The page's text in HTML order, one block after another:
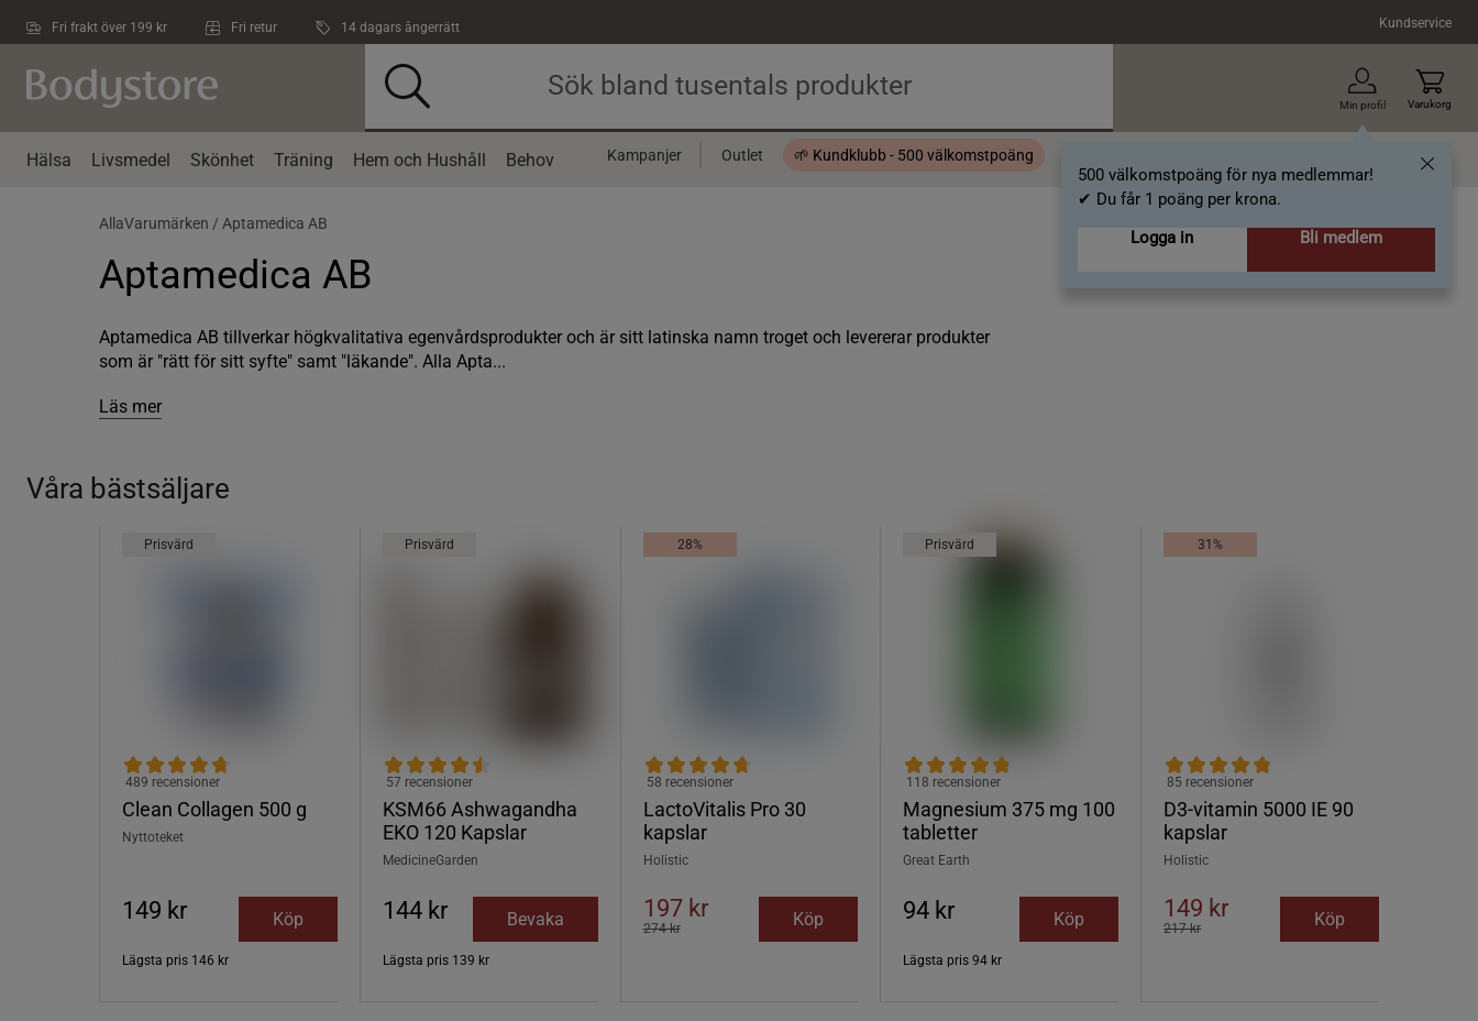
Fri frakt över 199 kr Fri retur 14 dagars ångerrätt Kundservice
Min profil
500 välkomstpoäng för nya medlemmar!
✔ Du får 1 poäng per krona.
Logga in
Bli medlem
Varukorg
Hälsa Livsmedel Skönhet Träning Hem och Hushåll Behov Kampanjer Outlet 🌱 Kundklubb - 500 välkomstpoäng
AllaVarumärken / Aptamedica AB
Aptamedica AB
Aptamedica AB tillverkar högkvalitativa egenvårdsprodukter och är sitt latinska namn troget och levererar produkter
som är "rätt för sitt syfte" samt "läkande". Alla Apta...
Läs mer
Våra bästsäljare
Prisvärd
Clean Collagen 500 g
489 recensioner
Nyttoteket
149 kr Köp
Lägsta pris 146 kr
Prisvärd
KSM66 Ashwagandha
EKO 120 Kapslar
57 recensioner
MedicineGarden
144 kr Bevaka
Lägsta pris 139 kr
28%
LactoVitalis Pro 30
kapslar
58 recensioner
Holistic
197 kr
274 kr Köp
Prisvärd
Magnesium 375 mg 100
tabletter
118 recensioner
Great Earth
94 kr Köp
Lägsta pris 94 kr
31%
D3-vitamin 5000 IE 90
kapslar
85 recensioner
Holistic
149 kr
217 kr Köp